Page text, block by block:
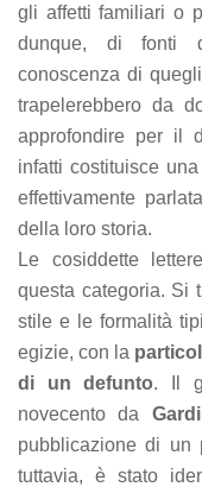
gli affetti familiari o
dunque, di fonti
conoscenza di
trapelerebbero da
approfondire per il
infatti costituisce
effettivamente
della loro storia.
Le cosiddette
questa categoria. Si
stile e le formalità
egizie, con la
di un defunto. Il
novecento da
pubblicazione di un
tuttavia, è stato
possible
during your
visit. If you
refuse these
cookies,
some
functionality
will
disappear
website.
Marketing
By sharing
your
interests
and
you visit our
site, you